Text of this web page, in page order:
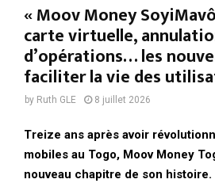
« Moov Money
carte virtuelle,
d’opérations… les
faciliter la vie des
by Ruth GLE 8 juillet 2026
Treize ans après avoir
mobiles au Togo, Moov Money
nouveau chapitre de son histoire.